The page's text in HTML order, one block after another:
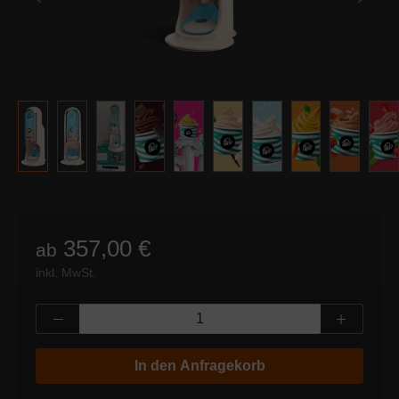
ab 357,00 €
inkl. MwSt.
Produkt Anzahl: Gib den gewünschten
In den Anfragekorb